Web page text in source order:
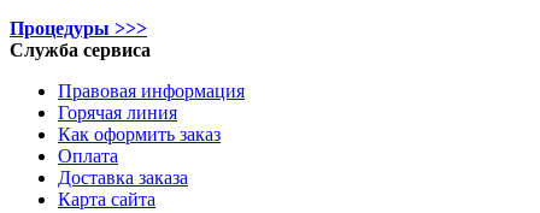
Процедуры >>>
Служба сервиса
Правовая информация
Горячая линия
Как оформить заказ
Оплата
Доставка заказа
Карта сайта